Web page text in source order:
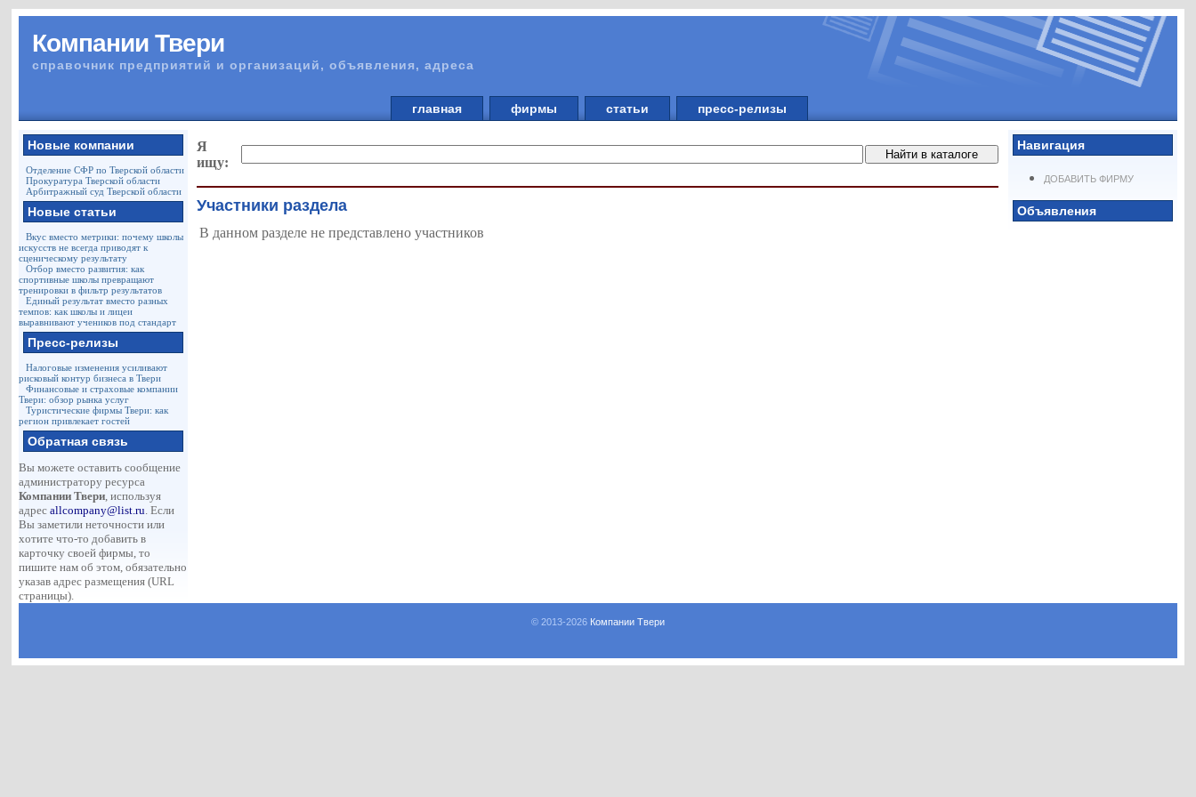
Компании Твери
справочник предприятий и организаций, объявления, адреса
главная фирмы статьи пресс-релизы
Новые компании
Отделение СФР по Тверской области
Прокуратура Тверской области
Арбитражный суд Тверской области
Новые статьи
Вкус вместо метрики: почему школы
искусств не всегда приводят к
сценическому результату
Отбор вместо развития: как
спортивные школы превращают
тренировки в фильтр результатов
Единый результат вместо разных
темпов: как школы и лицеи
выравнивают учеников под стандарт
Пресс-релизы
Налоговые изменения усиливают
рисковый контур бизнеса в Твери
Финансовые и страховые компании
Твери: обзор рынка услуг
Туристические фирмы Твери: как
регион привлекает гостей
Обратная связь
Вы можете оставить сообщение
администратору ресурса
Компании Твери, используя
адресallcompany@list.ru. Если
Вы заметили неточности или
хотите что-то добавить в
карточку своей фирмы, то
пишите нам об этом, обязательно
указав адрес размещения (URL
страницы).
Навигация
ДОБАВИТЬ ФИРМУ
Объявления
Я
ищу:
Участники раздела
В данном разделе не представлено участников
© 2013-2026 Компании Твери